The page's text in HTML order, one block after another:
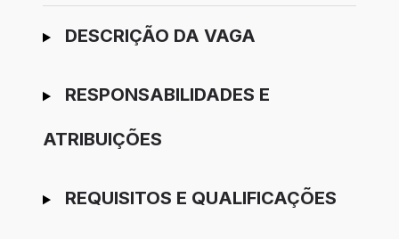
Ir para candidatura
DESCRIÇÃO DA VAGA
RESPONSABILIDADES E
ATRIBUIÇÕES
REQUISITOS E QUALIFICAÇÕES